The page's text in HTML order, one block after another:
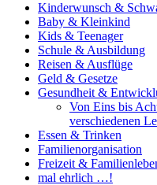
Kinderwunsch &
Baby & Kleinkind
Kids & Teenager
Schule & Ausbildung
Reisen & Ausflüge
Geld & Gesetze
Gesundheit &
Von Eins bis
verschiedenen
Essen & Trinken
Familienorganisation
Freizeit &
mal ehrlich …!